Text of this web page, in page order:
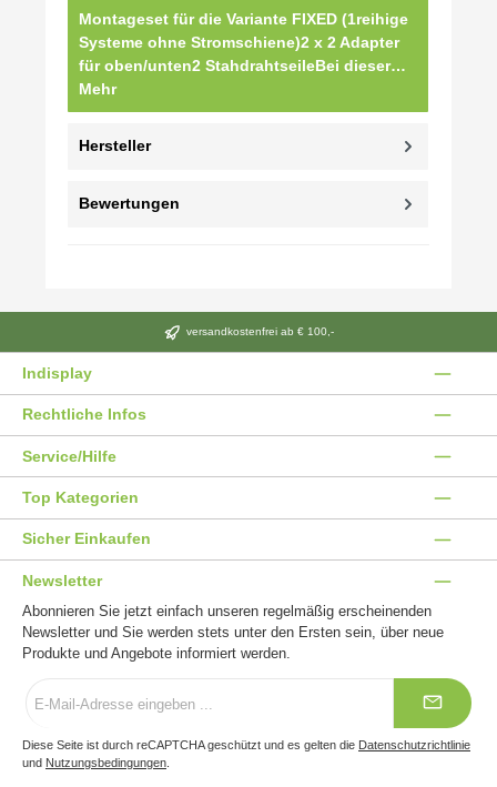
Montageset für die Variante FIXED (1reihige
Systeme ohne Stromschiene)2 x 2 Adapter
für oben/unten2 StahdrahtseileBei dieser…
Mehr
Hersteller
Bewertungen
versandkostenfrei ab € 100,-
Indisplay
Rechtliche Infos
Service/Hilfe
Top Kategorien
Sicher Einkaufen
Newsletter
Abonnieren Sie jetzt einfach unseren regelmäßig erscheinenden
Newsletter und Sie werden stets unter den Ersten sein, über neue
Produkte und Angebote informiert werden.
Mail-
Diese Seite ist durch reCAPTCHA geschützt und es gelten die Datenschutzrichtlinie
und Nutzungsbedingungen